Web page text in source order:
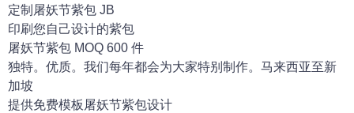
定制屠妖节紫包 JB
印刷您自己设计的紫包
屠妖节紫包 MOQ 600 件
独特。优质。我们每年都会为大家特别制作。马来西亚至新
加坡
提供免费模板屠妖节紫包设计